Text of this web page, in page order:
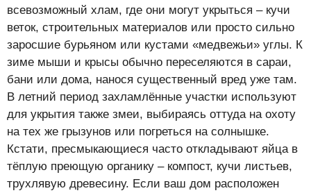
всевозможный хлам, где они могут укрыться – кучи
веток, строительных материалов или просто сильно
заросшие бурьяном или кустами «медвежьи» углы. К
зиме мыши и крысы обычно переселяются в сараи,
бани или дома, нанося существенный вред уже там.
В летний период захламлённые участки используют
для укрытия также змеи, выбираясь оттуда на охоту
на тех же грызунов или погреться на солнышке.
Кстати, пресмыкающиеся часто откладывают яйца в
тёплую преющую органику – компост, кучи листьев,
трухлявую древесину. Если ваш дом расположен